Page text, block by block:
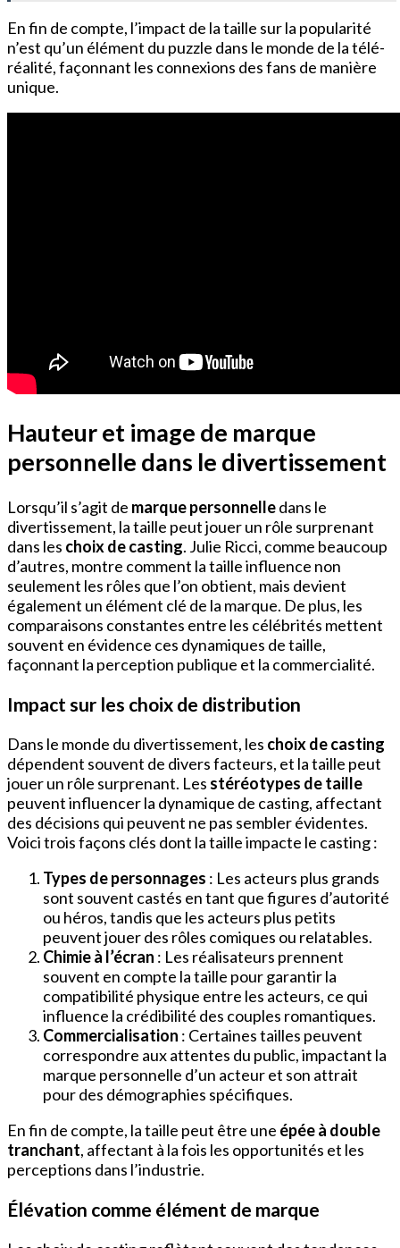
En fin de compte, l’impact de la taille sur la popularité
n’est qu’un élément du puzzle dans le monde de la télé-
réalité, façonnant les connexions des fans de manière
unique.
Hauteur et image de marque
personnelle dans le divertissement
Lorsqu’il s’agit de marque personnelledans le
divertissement, la taille peut jouer un rôle surprenant
dans les choix de casting. Julie Ricci, comme beaucoup
d’autres, montre comment la taille influence non
seulement les rôles que l’on obtient, mais devient
également un élément clé de la marque. De plus, les
comparaisons constantes entre les célébrités mettent
souvent en évidence ces dynamiques de taille,
façonnant la perception publique et la commercialité.
Impact sur les choix de distribution
Dans le monde du divertissement, les choix de casting
dépendent souvent de divers facteurs, et la taille peut
jouer un rôle surprenant. Les stéréotypes de taille
peuvent influencer la dynamique de casting, affectant
des décisions qui peuvent ne pas sembler évidentes.
Voici trois façons clés dont la taille impacte le casting :
Types de personnages : Les acteurs plus grands
sont souvent castés en tant que figures d’autorité
ou héros, tandis que les acteurs plus petits
peuvent jouer des rôles comiques ou relatables.
Chimie à l’écran : Les réalisateurs prennent
souvent en compte la taille pour garantir la
compatibilité physique entre les acteurs, ce qui
influence la crédibilité des couples romantiques.
Commercialisation : Certaines tailles peuvent
correspondre aux attentes du public, impactant la
marque personnelle d’un acteur et son attrait
pour des démographies spécifiques.
En fin de compte, la taille peut être une épée à double
tranchant, affectant à la fois les opportunités et les
perceptions dans l’industrie.
Élévation comme élément de marque